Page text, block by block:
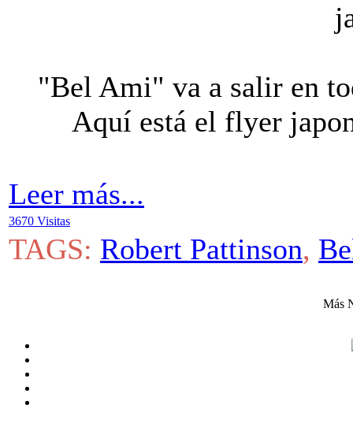
"Bel Ami" va a salir en
Aquí está el flyer
Leer más...
3670 Visitas
TAGS: Robert Pattinson,
Más